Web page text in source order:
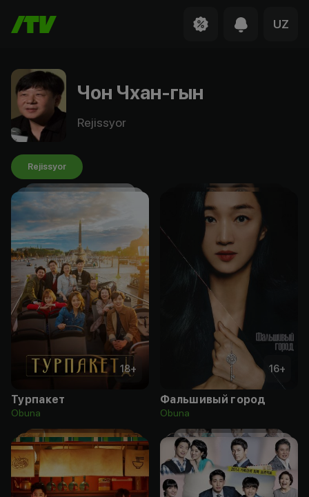
UZ
Чон Чхан-гын
Rejissyor
Rejissyor
18+
Турпакет
Obuna
16+
Фальшивый город
Obuna